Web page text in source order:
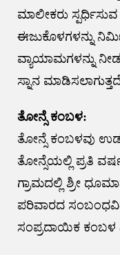
ಮಾಲೀಕರು ಸ್ಪರ್ಧಿಸುವ
ಈಜುಕೊಳಗಳನ್ನು
ವ್ಯಾಯಾಮಗಳನ್ನು
ಸ್ನಾನ
ತೋನ್ಸೆ ಕಂಬಳ:
ತೋನ್ಸೆ ಕಂಬಳವು
ತೋನ್ಸೆಯಲ್ಲಿ ಪ್ರತಿ
ಗ್ರಾಮದಲ್ಲಿ ಶ್ರೀ
ಪರಿವಾರದ
ಸಂಪ್ರದಾಯಿಕ ಕಂಬಳ